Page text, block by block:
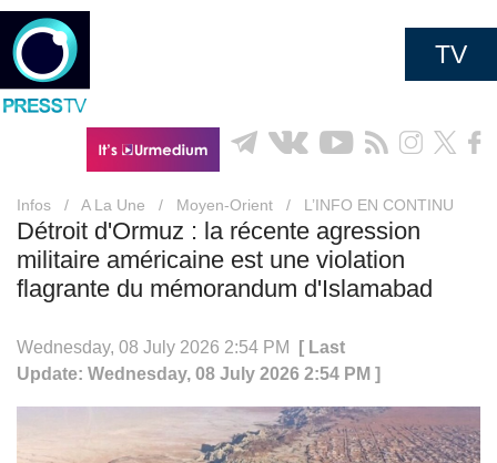
TV
Infos / A La Une / Moyen-Orient / L’INFO EN CONTINU
Détroit d'Ormuz : la récente agression
militaire américaine est une violation
flagrante du mémorandum d'Islamabad
Wednesday, 08 July 2026 2:54 PM
[ Last
Update: Wednesday, 08 July 2026 2:54 PM ]